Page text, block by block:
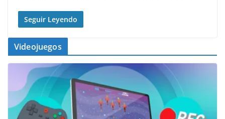
Seguir Leyendo
Videojuegos